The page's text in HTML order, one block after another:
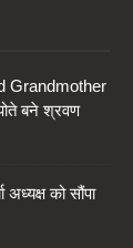
Grandmother
बने श्रवण
अध्यक्ष को सौंपा